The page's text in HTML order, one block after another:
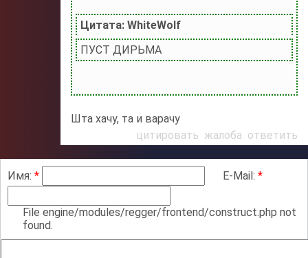
Цитата: WhiteWolf
ПУСТ ДИРЬМА
Шта хачу, та и варачу
цитировать жалоба ответить
Имя: * E-Mail: *
File engine/modules/regger/frontend/construct.php not
found.